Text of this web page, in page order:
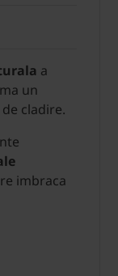
a
un
cladire.
imbraca